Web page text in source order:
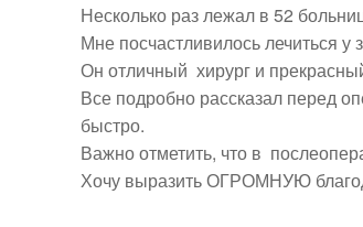
Несколько раз лежал в 52
Мне посчастливилось лечиться
Он отличный  хирург и
Все подробно рассказал перед
быстро.
Важно отметить, что в
Хочу выразить ОГРОМНУЮ